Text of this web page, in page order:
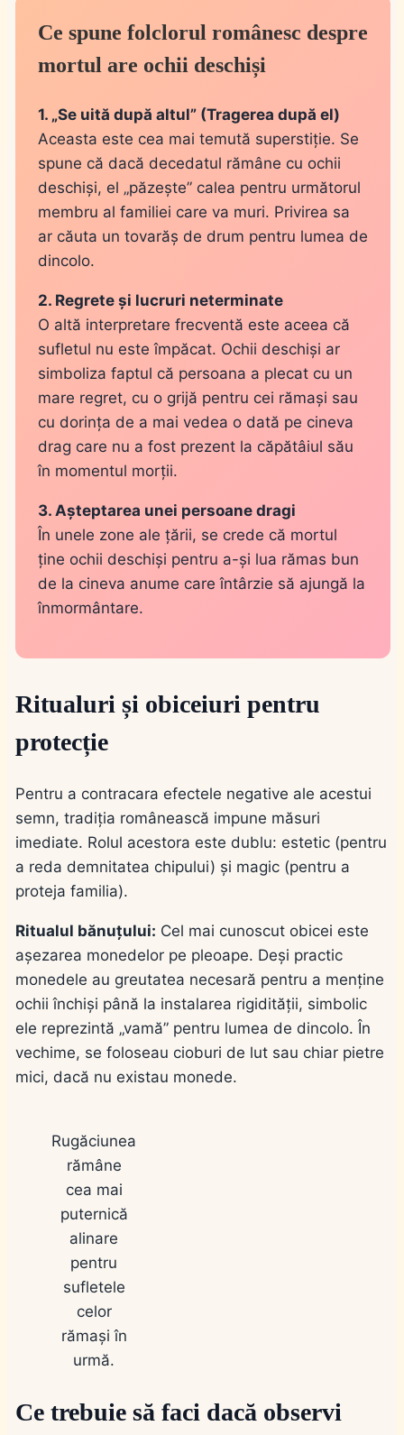
Ce spune folclorul românesc despre
mortul are ochii deschiși
1. „Se uită după altul” (Tragerea după el)
Aceasta este cea mai temută superstiție. Se
spune că dacă decedatul rămâne cu ochii
deschiși, el „păzește” calea pentru următorul
membru al familiei care va muri. Privirea sa
ar căuta un tovarăș de drum pentru lumea de
dincolo.
2. Regrete și lucruri neterminate
O altă interpretare frecventă este aceea că
sufletul nu este împăcat. Ochii deschiși ar
simboliza faptul că persoana a plecat cu un
mare regret, cu o grijă pentru cei rămași sau
cu dorința de a mai vedea o dată pe cineva
drag care nu a fost prezent la căpătâiul său
în momentul morții.
3. Așteptarea unei persoane dragi
În unele zone ale țării, se crede că mortul
ține ochii deschiși pentru a-și lua rămas bun
de la cineva anume care întârzie să ajungă la
înmormântare.
Ritualuri și obiceiuri pentru
protecție
Pentru a contracara efectele negative ale acestui
semn, tradiția românească impune măsuri
imediate. Rolul acestora este dublu: estetic (pentru
a reda demnitatea chipului) și magic (pentru a
proteja familia).
Ritualul bănuțului: Cel mai cunoscut obicei este
așezarea monedelor pe pleoape. Deși practic
monedele au greutatea necesară pentru a menține
ochii închiși până la instalarea rigidității, simbolic
ele reprezintă „vamă” pentru lumea de dincolo. În
vechime, se foloseau cioburi de lut sau chiar pietre
mici, dacă nu existau monede.
Rugăciunea
rămâne
cea mai
puternică
alinare
pentru
sufletele
celor
rămași în
urmă.
Ce trebuie să faci dacă observi